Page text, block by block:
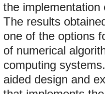
the implementation
The results
one of the options
of numerical
computing
aided design and